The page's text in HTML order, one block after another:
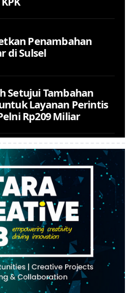
Penambahan
di Sulsel
Setujui Tambahan
Layanan Perintis
Rp209 Miliar